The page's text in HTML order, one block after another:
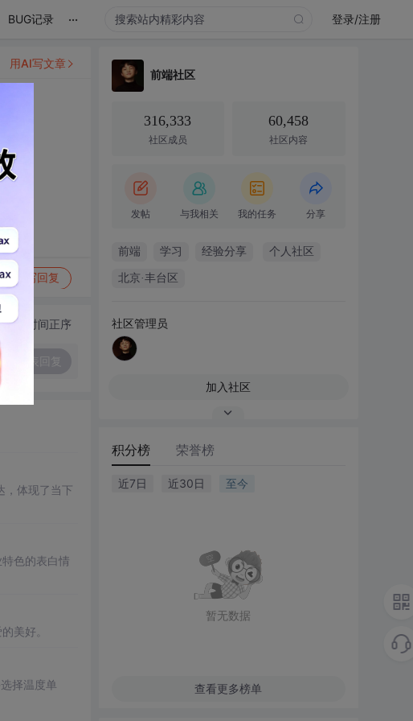
BUG记录 ... 登录/注册
写回复
用AI写文章
换为时间正序
，体现了当下
色的表白情
美好。
择温度单
前端社区
316,333
社区成员
60,458
社区内容
发帖 与我相关 我的任务 分享
前端 学习 经验分享 个人社区
北京·丰台区
社区管理员
加入社区
积分榜 荣誉榜
近7日 近30日 至今
暂无数据
查看更多榜单